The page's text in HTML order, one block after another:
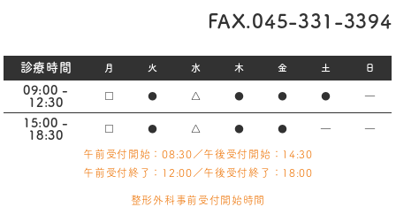
FAX.045-331-3394
診療時間 月 火 水 木 金 土 日
09:00 -
12:30
□ ● △ ● ● ● ―
15:00 -
18:30
□ ● △ ● ● ― ―
午前受付開始：08:30／午後受付開始：14:30
午前受付終了：12:00／午後受付終了：18:00
整形外科事前受付開始時間